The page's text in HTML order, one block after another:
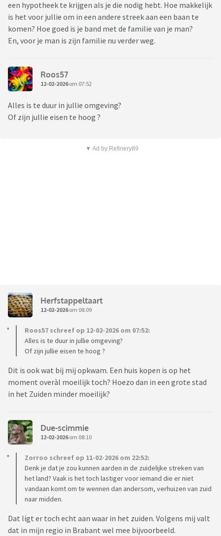
een hypotheek te krijgen als je die nodig hebt. Hoe makkelijk
is het voor jullie om in een andere streek aan een baan te
komen? Hoe goed is je band met de familie van je man?
En, voor je man is zijn familie nu verder weg.
Roos57
12-02-2026om 07:52
Alles is te duur in jullie omgeving?
Of zijn jullie eisen te hoog ?
▼ Ad by Refinery89
Herfstappeltaart
12-02-2026om 08:09
Roos57 schreef op 12-02-2026 om 07:52:
Alles is te duur in jullie omgeving?
Of zijn jullie eisen te hoog ?
Dit is ook wat bij mij opkwam. Een huis kopen is op het
moment overàl moeilijk toch? Hoezo dan in een grote stad
in het Zuiden minder moeilijk?
Due-scimmie
12-02-2026om 08:10
Zorroo schreef op 11-02-2026 om 22:52:
Denk je dat je zou kunnen aarden in de zuidelijke streken van
het land? Vaak is het toch lastiger voor iemand die er niet
vandaan komt om te wennen dan andersom, verhuizen van zuid
naar midden.
Dat ligt er toch echt aan waar in het zuiden. Volgens mij valt
dat in mijn regio in Brabant wel mee bijvoorbeeld.